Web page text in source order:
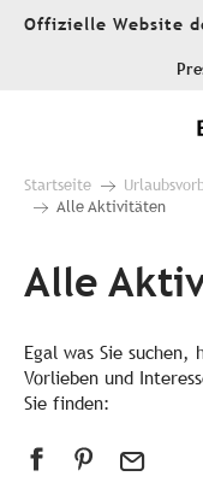
AllerOffizielle Website
Startseite
Alle Aktivitäten
Alle
Egal was Sie suchen,
Vorlieben und
Sie finden: